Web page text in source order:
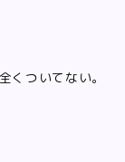
くついてない。